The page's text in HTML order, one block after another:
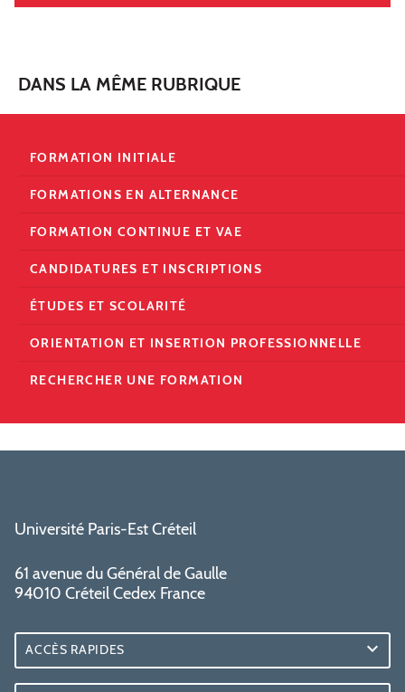
DANS LA MÊME RUBRIQUE
FORMATION INITIALE
FORMATIONS EN ALTERNANCE
FORMATION CONTINUE ET VAE
CANDIDATURES ET INSCRIPTIONS
ÉTUDES ET SCOLARITÉ
ORIENTATION ET INSERTION PROFESSIONNELLE
RECHERCHER UNE FORMATION
Université Paris-Est Créteil
61 avenue du Général de Gaulle
94010 Créteil Cedex France
ACCÈS RAPIDES